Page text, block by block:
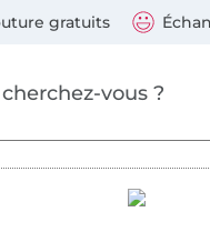
gratuits
suivants : Visa,